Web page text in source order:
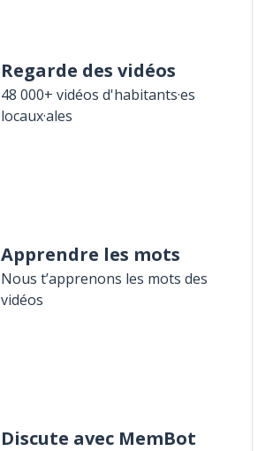
Regarde des vidéos
48 000+ vidéos d'habitants·es
locaux·ales
Apprendre les mots
Nous t’apprenons les mots des
vidéos
Discute avec MemBot